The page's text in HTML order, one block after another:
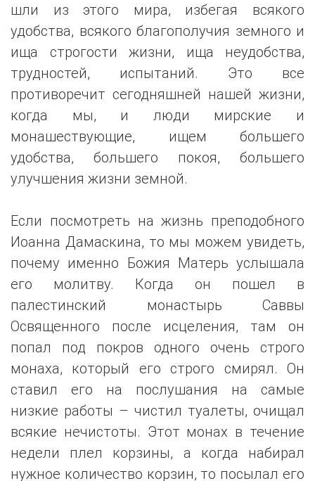
шли из этого мира, избегая всякого
удобства, всякого благополучия земного и
ища строгости жизни, ища неудобства,
трудностей, испытаний. Это все
противоречит сегодняшней нашей жизни,
когда мы, и люди мирские и
монашествующие, ищем большего
удобства, большего покоя, большего
улучшения жизни земной.
Если посмотреть на жизнь преподобного
Иоанна Дамаскина, то мы можем увидеть,
почему именно Божия Матерь услышала
его молитву. Когда он пошел в
палестинский монастырь Саввы
Освященного после исцеления, там он
попал под покров одного очень строго
монаха, который его строго смирял. Он
ставил его на послушания на самые
низкие работы – чистил туалеты, очищал
всякие нечистоты. Этот монах в течение
недели плел корзины, а когда набирал
нужное количество корзин, то посылал его